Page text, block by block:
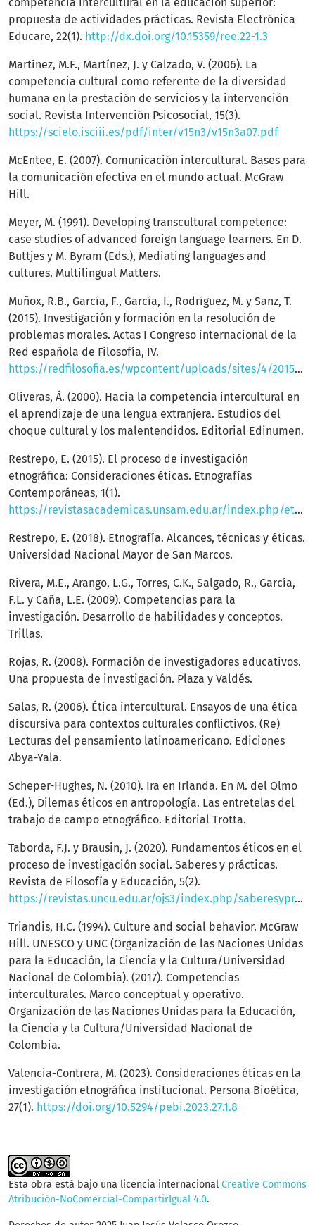
competencia intercultural en la educación superior:
propuesta de actividades prácticas. Revista Electrónica
Educare, 22(1). http://dx.doi.org/10.15359/ree.22-1.3
Martínez, M.F., Martínez, J. y Calzado, V. (2006). La
competencia cultural como referente de la diversidad
humana en la prestación de servicios y la intervención
social. Revista Intervención Psicosocial, 15(3).
https://scielo.isciii.es/pdf/inter/v15n3/v15n3a07.pdf
McEntee, E. (2007). Comunicación intercultural. Bases para
la comunicación efectiva en el mundo actual. McGraw
Hill.
Meyer, M. (1991). Developing transcultural competence:
case studies of advanced foreign language learners. En D.
Buttjes y M. Byram (Eds.), Mediating languages and
cultures. Multilingual Matters.
Muñox, R.B., García, F., García, I., Rodríguez, M. y Sanz, T.
(2015). Investigación y formación en la resolución de
problemas morales. Actas I Congreso internacional de la
Red española de Filosofía, IV.
https://redfilosofia.es/wpcontent/uploads/sites/4/2015/06/2.felix_.garcia@uam.es_.pdf
Oliveras, Á. (2000). Hacia la competencia intercultural en
el aprendizaje de una lengua extranjera. Estudios del
choque cultural y los malentendidos. Editorial Edinumen.
Restrepo, E. (2015). El proceso de investigación
etnográfica: Consideraciones éticas. Etnografías
Contemporáneas, 1(1).
https://revistasacademicas.unsam.edu.ar/index.php/etnocontemp/article/view/395
Restrepo, E. (2018). Etnografía. Alcances, técnicas y éticas.
Universidad Nacional Mayor de San Marcos.
Rivera, M.E., Arango, L.G., Torres, C.K., Salgado, R., García,
F.L. y Caña, L.E. (2009). Competencias para la
investigación. Desarrollo de habilidades y conceptos.
Trillas.
Rojas, R. (2008). Formación de investigadores educativos.
Una propuesta de investigación. Plaza y Valdés.
Salas, R. (2006). Ética intercultural. Ensayos de una ética
discursiva para contextos culturales conflictivos. (Re)
Lecturas del pensamiento latinoamericano. Ediciones
Abya-Yala.
Scheper-Hughes, N. (2010). Ira en Irlanda. En M. del Olmo
(Ed.), Dilemas éticos en antropología. Las entretelas del
trabajo de campo etnográfico. Editorial Trotta.
Taborda, F.J. y Brausin, J. (2020). Fundamentos éticos en el
proceso de investigación social. Saberes y prácticas.
Revista de Filosofía y Educación, 5(2).
https://revistas.uncu.edu.ar/ojs3/index.php/saberesypracticas/article/view/2415
Triandis, H.C. (1994). Culture and social behavior. McGraw
Hill. UNESCO y UNC (Organización de las Naciones Unidas
para la Educación, la Ciencia y la Cultura/Universidad
Nacional de Colombia). (2017). Competencias
interculturales. Marco conceptual y operativo.
Organización de las Naciones Unidas para la Educación,
la Ciencia y la Cultura/Universidad Nacional de
Colombia.
Valencia-Contrera, M. (2023). Consideraciones éticas en la
investigación etnográfica institucional. Persona Bioética,
27(1). https://doi.org/10.5294/pebi.2023.27.1.8
Esta obra está bajo una licencia internacional Creative Commons
Atribución-NoComercial-CompartirIgual 4.0.